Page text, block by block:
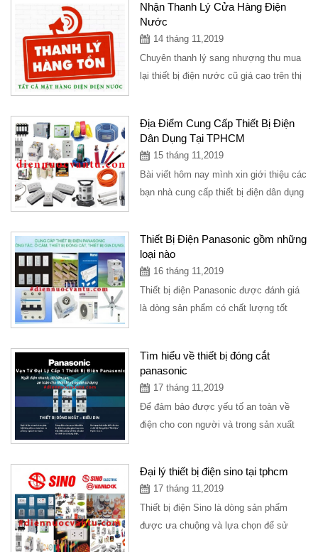
Nhận Thanh Lý Cửa Hàng Điện
Nước
14 tháng 11,2019
Chuyên thanh lý sang nhượng thu mua
lại thiết bị điện nước cũ giá cao trên thị
Địa Điểm Cung Cấp Thiết Bị Điện
Dân Dụng Tại TPHCM
15 tháng 11,2019
Bài viết hôm nay mình xin giới thiệu các
bạn nhà cung cấp thiết bị điện dân dụng
Thiết Bị Điện Panasonic gồm những
loại nào
16 tháng 11,2019
Thiết bị điện Panasonic được đánh giá
là dòng sản phẩm có chất lượng tốt
Tìm hiểu về thiết bị đóng cắt
panasonic
17 tháng 11,2019
Để đảm bảo được yếu tố an toàn về
điện cho con người và trong sản xuất
Đại lý thiết bị điện sino tại tphcm
17 tháng 11,2019
Thiết bị điện Sino là dòng sản phẩm
được ưa chuộng và lựa chọn để sử